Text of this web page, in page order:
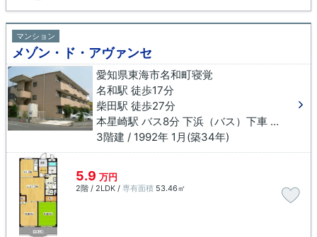
マンション
メゾン・ド・アヴァンセ
愛知県東海市名和町寝覚
名和駅 徒歩17分
柴田駅 徒歩27分
本星崎駅 バス8分 下浜（バス）下車 徒歩24分
3階建 / 1992年 1月(築34年)
5.9 万円
2階 / 2LDK / 専有面積 53.46㎡